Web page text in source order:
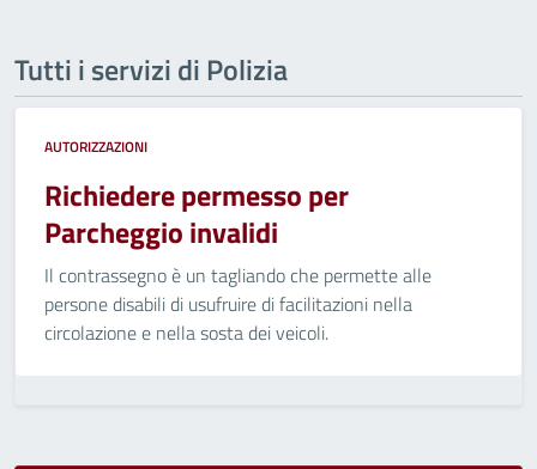
Tutti i servizi di Polizia
AUTORIZZAZIONI
Richiedere permesso per
Parcheggio invalidi
Il contrassegno è un tagliando che permette alle
persone disabili di usufruire di facilitazioni nella
circolazione e nella sosta dei veicoli.